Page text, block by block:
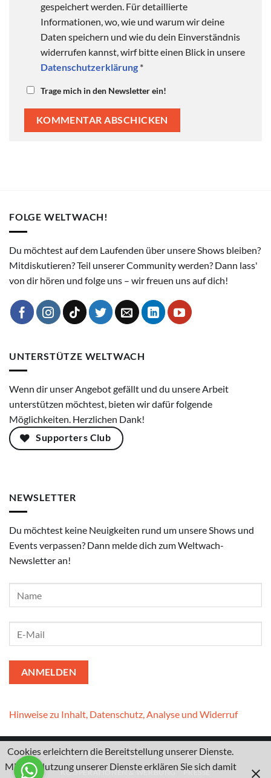
gespeichert werden. Für detaillierte
Informationen, wo, wie und warum wir deine
Daten speichern und wie du dein Einverständnis
widerrufen kannst, wirf bitte einen Blick in unsere
Datenschutzerklärung *
Trage mich in den Newsletter ein!
FOLGE WELTWACH!
Du möchtest auf dem Laufenden über unsere Shows bleiben?
Mitdiskutieren? Teil unserer Community werden? Dann lass'
von dir hören und folge uns – wir freuen uns auf dich!
UNTERSTÜTZE WELTWACH
Wenn dir unser Angebot gefällt und du unsere Arbeit
unterstützen möchtest, bieten wir dafür folgende
Möglichkeiten. Herzlichen Dank!
Supporters Club
NEWSLETTER
Du möchtest keine Neuigkeiten rund um unsere Shows und
Events verpassen? Dann melde dich zum Weltwach-
Newsletter an!
Hinweise zu Inhalt, Datenschutz, Analyse und Widerruf
KontaktI DatenschutzerklärungIImpressum
KOOPERATIONEN & WERBUNG PRESSE
Cookies erleichtern die Bereitstellung unserer Dienste.
Mit der Nutzung unserer Dienste erklären Sie sich damit